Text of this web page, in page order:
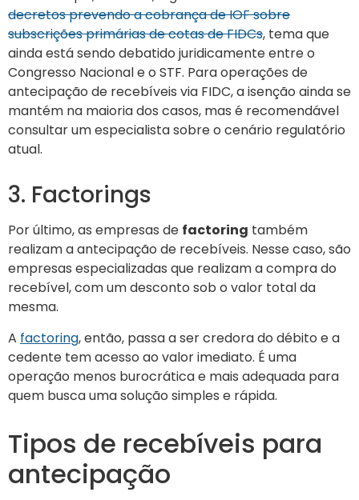
decretos prevendo a cobrança de IOF sobre
subscrições primárias de cotas de FIDCs, tema que
ainda está sendo debatido juridicamente entre o
Congresso Nacional e o STF. Para operações de
antecipação de recebíveis via FIDC, a isenção ainda se
mantém na maioria dos casos, mas é recomendável
consultar um especialista sobre o cenário regulatório
atual.
3. Factorings
Por último, as empresas de factoring também
realizam a antecipação de recebíveis. Nesse caso, são
empresas especializadas que realizam a compra do
recebível, com um desconto sob o valor total da
mesma.
A factoring, então, passa a ser credora do débito e a
cedente tem acesso ao valor imediato. É uma
operação menos burocrática e mais adequada para
quem busca uma solução simples e rápida.
Tipos de recebíveis para
antecipação